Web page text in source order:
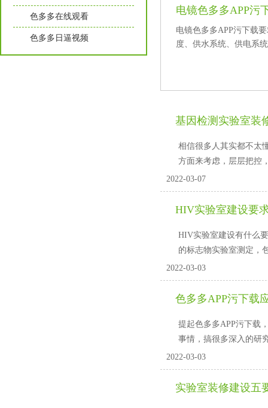
色多多在线观看
色多多日逼视频
电镜色多多APP污
电镜色多多APP污下载要求
度、供水系统、供电
基因检测实验室装
相信很多人其实都不太
方面来考虑，层层把控
2022-03-07
HIV实验室建设要
HIV实验室建设有什么要
的标志物实验室测定
2022-03-03
色多多APP污下载
提起色多多APP污下载
事情，搞很多深入的
2022-03-03
实验室装修建设五